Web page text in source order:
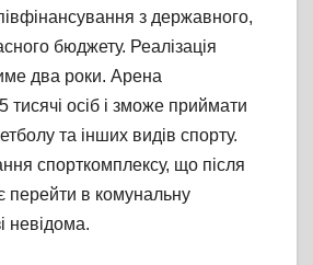
з державного,
бюджету. Реалізація
два роки. Арена
тисячі осіб і зможе приймати
та інших видів спорту.
спорткомплексу, що після
перейти в комунальну
невідома.